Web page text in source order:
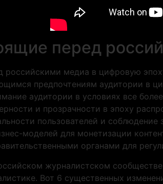
перед
российскими медиа в цифровую
предпочтениям аудитории в
аудитории в условиях все
и прозрачности в эпоху
пользователей и соблюдение
моделей для монетизации
органами для
журналистском
Вот 6 существенных